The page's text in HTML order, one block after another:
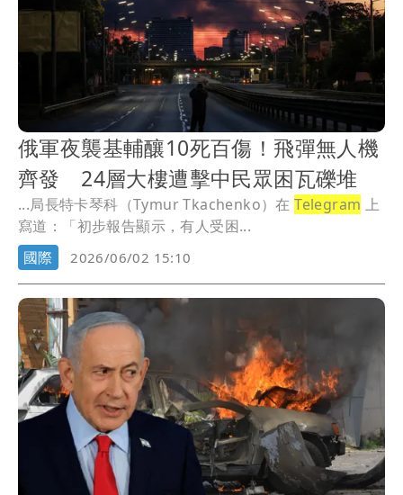
俄軍夜襲基輔釀10死百傷！飛彈無人機
齊發 24層大樓遭擊中民眾困瓦礫堆
...局長特卡琴科（Tymur Tkachenko）在Telegram 上
寫道：「初步報告顯示，有人受困...
國際
2026/06/02 15:10